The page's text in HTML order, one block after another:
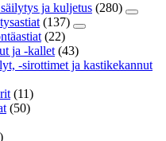
ja kuljetus (280)
(137)
(22)
ja -kallet (43)
-sirottimet ja kastikekannut
(11)
(50)